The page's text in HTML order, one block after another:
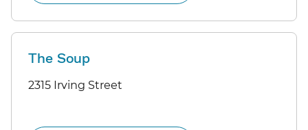
The Soup
2315 Irving Street